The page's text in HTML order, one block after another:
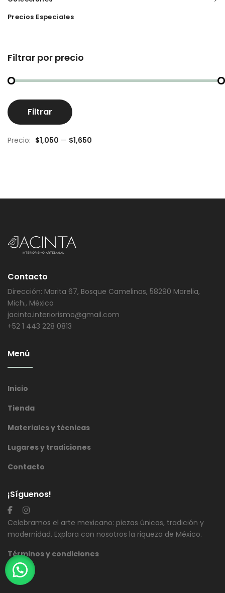
Precios Especiales
Filtrar por precio
Filtrar
Precio: $1,050 — $1,650
Contacto
Dirección: Marita 67, Bosque Camelinas, 58290 Morelia,
Mich., México
jacinta.interiorismo@gmail.com
+52 1 443 228 0813
Menú
Inicio
Tienda
Materiales y técnicas
Lugares y tradiciones
Contacto
¡Síguenos!
Celebramos el arte mexicano: piezas únicas, tradición y
modernidad. Explora con nosotros la riqueza de México.
Términos y condiciones